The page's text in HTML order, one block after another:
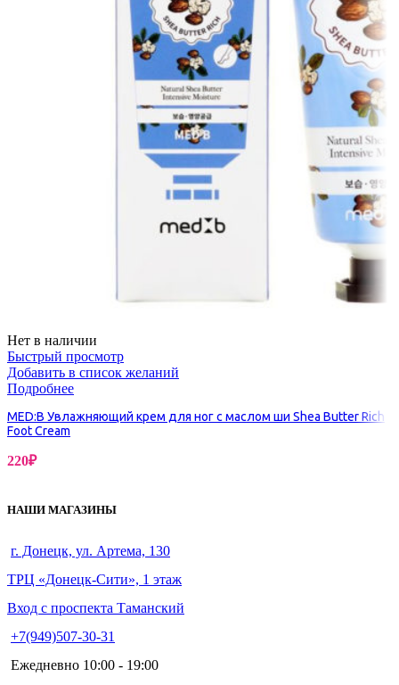
Нет в наличии
Быстрый просмотр
Добавить в список желаний
Подробнее
MED:B Увлажняющий крем для ног с маслом ши Shea Butter Rich
Foot Cream
220₽
НАШИ МАГАЗИНЫ
г. Донецк, ул. Артема, 130
ТРЦ «Донецк-Сити», 1 этаж
Вход с проспекта Таманский
+7(949)507-30-31
Ежедневно 10:00 - 19:00